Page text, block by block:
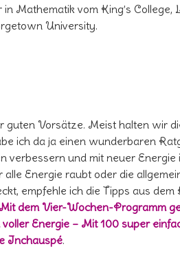
Mathematik vom King’s College,
University.
Vorsätze. Meist halten wir
ich da ja einen wunderbaren
verbessern und mit neuer
Energie raubt oder die
empfehle ich die Tipps aus dem
dem Vier-Wochen-Programm
Energie – Mit 100 super
Inchauspé.